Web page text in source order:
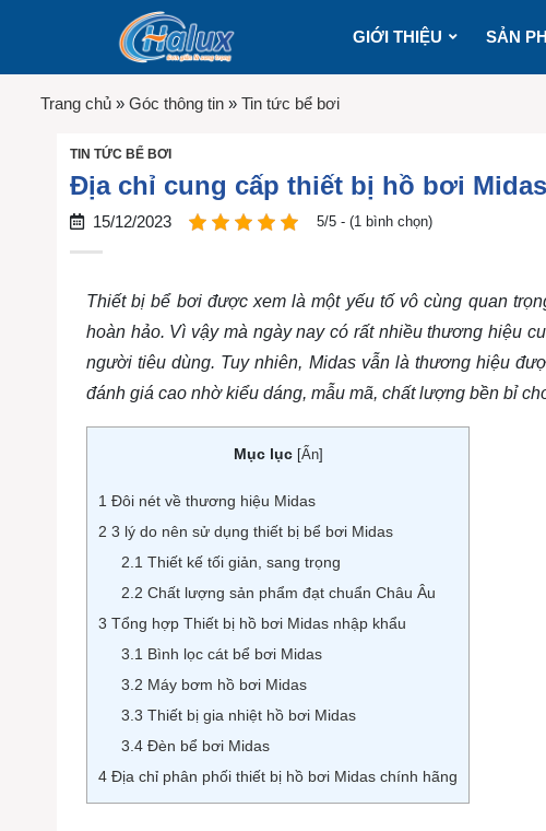
GIỚI THIỆU SẢN
Trang chủ » Góc thông tin » Tin tức bể bơi
TIN TỨC BỂ BƠI
Địa chỉ cung cấp thiết bị hồ bơi
15/12/2023 5/5 - (1 bình chọn)
Thiết bị bể bơi được xem là một yếu tố vô cùng quan
hoàn hảo. Vì vậy mà ngày nay có rất nhiều thương hiệu
người tiêu dùng. Tuy nhiên, Midas vẫn là thương hiệu
đánh giá cao nhờ kiểu dáng, mẫu mã, chất lượng bền bỉ
Mục lục [Ẩn]
1 Đôi nét về thương hiệu Midas
2 3 lý do nên sử dụng thiết bị bể bơi Midas
2.1 Thiết kế tối giản, sang trọng
2.2 Chất lượng sản phẩm đạt chuẩn Châu Âu
3 Tổng hợp Thiết bị hồ bơi Midas nhập khẩu
3.1 Bình lọc cát bể bơi Midas
3.2 Máy bơm hồ bơi Midas
3.3 Thiết bị gia nhiệt hồ bơi Midas
3.4 Đèn bể bơi Midas
4 Địa chỉ phân phối thiết bị hồ bơi Midas chính hãng